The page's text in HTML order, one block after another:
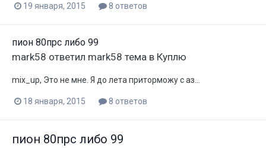
19 января, 2015 8 ответов
пион 80прс либо 99
mark58 ответил mark58 тема в Куплю
mix_up, Это не мне. Я до лета приторможу с аз...
18 января, 2015 8 ответов
пион 80прс либо 99